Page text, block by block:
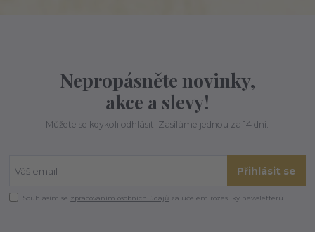
Nepropásněte novinky,
akce a slevy!
Můžete se kdykoli odhlásit. Zasíláme jednou za 14 dní.
Přihlásit se
Souhlasím se zpracováním osobních údajů za účelem rozesílky newsletteru.